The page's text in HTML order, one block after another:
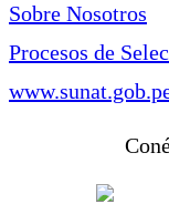
Sobre Nosotros
Procesos de